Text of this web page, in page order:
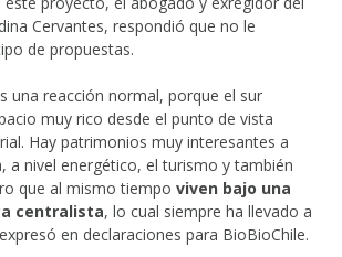
Cervantes, respondió que no le
de propuestas.
una reacción normal, porque el sur
muy rico desde el punto de vista
Hay patrimonios muy interesantes a
a nivel energético, el turismo y también
que al mismo tiempo viven bajo una
centralista, lo cual siempre ha llevado a
en declaraciones para BioBioChile.